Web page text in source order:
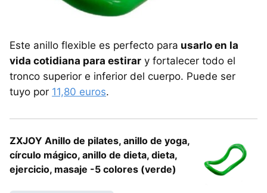
Este anillo flexible es perfecto para usarlo en la
vida cotidiana para estirar y fortalecer todo el
tronco superior e inferior del cuerpo. Puede ser
tuyo por 11,80 euros.
ZXJOY Anillo de pilates, anillo de yoga,
círculo mágico, anillo de dieta, dieta,
ejercicio, masaje -5 colores (verde)